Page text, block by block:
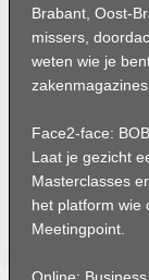
Brabant, Oost-
missers,
weten wie je
Face2-face:
Laat je gezicht
Masterclasses
het platform wie
Meetingpoint.